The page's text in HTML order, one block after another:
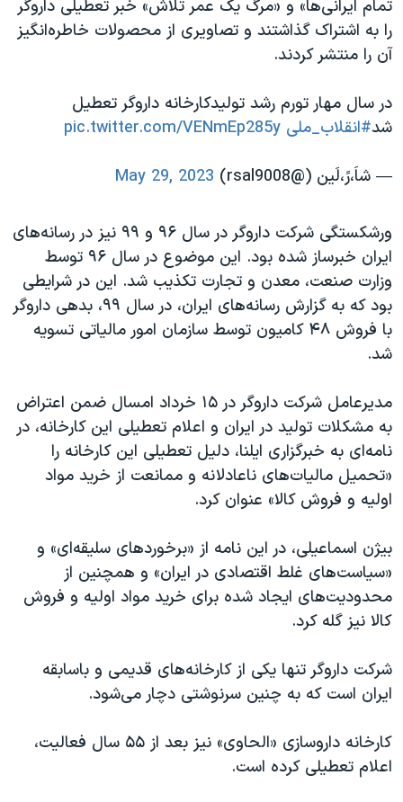
تمام ایرانی‌ها» و «مرگ یک عمر تلاش» خبر تعطیلی داروگر
را به اشتراک گذاشتند و تصاویری از محصولات خاطره‌انگیز
آن را منتشر کردند.
در سال مهار تورم رشد تولیدکارخانه داروگر تعطیل
شد#انقلاب_ملی pic.twitter.com/VENmEp285y
— شاَ،رََ،لَین (@rsal9008)
May 29, 2023
ورشکستگی شرکت داروگر در سال ۹۶ و ۹۹ نیز در رسانه‌های
ایران خبرساز شده بود. این موضوع در سال ۹۶ توسط
وزارت صنعت، معدن و تجارت تکذیب شد. این در شرایطی
بود که به گزارش رسانه‌های ایران، در سال ۹۹، بدهی داروگر
با فروش ۴۸ کامیون توسط سازمان امور مالیاتی تسویه
شد.
مدیرعامل شرکت داروگر در ۱۵ خرداد امسال ضمن اعتراض
به مشکلات تولید در ایران و اعلام تعطیلی این کارخانه، در
نامه‌ای به خبرگزاری ایلنا، دلیل تعطیلی این کارخانه را
«تحمیل مالیات‌های ناعادلانه و ممانعت از خرید مواد
اولیه و فروش کالا» عنوان کرد.
بیژن اسماعیلی، در این نامه از «برخوردهای سلیقه‌ای» و
«سیاست‌های غلط اقتصادی در ایران» و همچنین از
محدودیت‌های ایجاد شده برای خرید مواد اولیه و فروش
کالا نیز گله کرد.
شرکت داروگر تنها یکی از کارخانه‌های قدیمی و باسابقه
ایران است که به چنین سرنوشتی دچار می‌شود.
کارخانه داروسازی «الحاوی» نیز بعد از ۵۵ سال فعالیت،
اعلام تعطیلی کرده است.